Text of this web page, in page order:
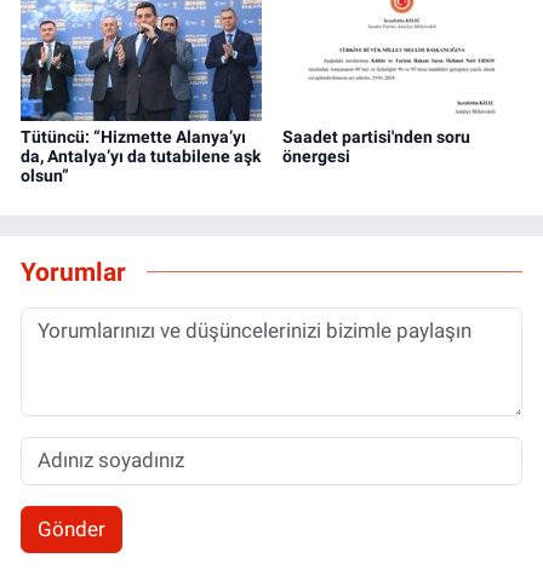
Tütüncü: “Hizmette Alanya’yı
da, Antalya’yı da tutabilene aşk
olsun”
Saadet partisi'nden soru
önergesi
Yorumlar
Gönder